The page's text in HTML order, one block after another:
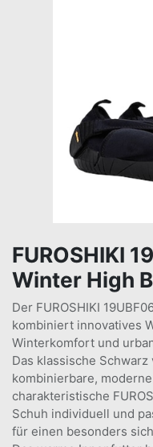
FUROSHIKI
Winter High
Der FUROSHIKI
kombiniert innovatives
Winterkomfort und
Das klassische
kombinierbare,
charakteristische
Schuh individuell und
für einen besonders